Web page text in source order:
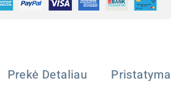
Prekė Detaliau Pristatymas